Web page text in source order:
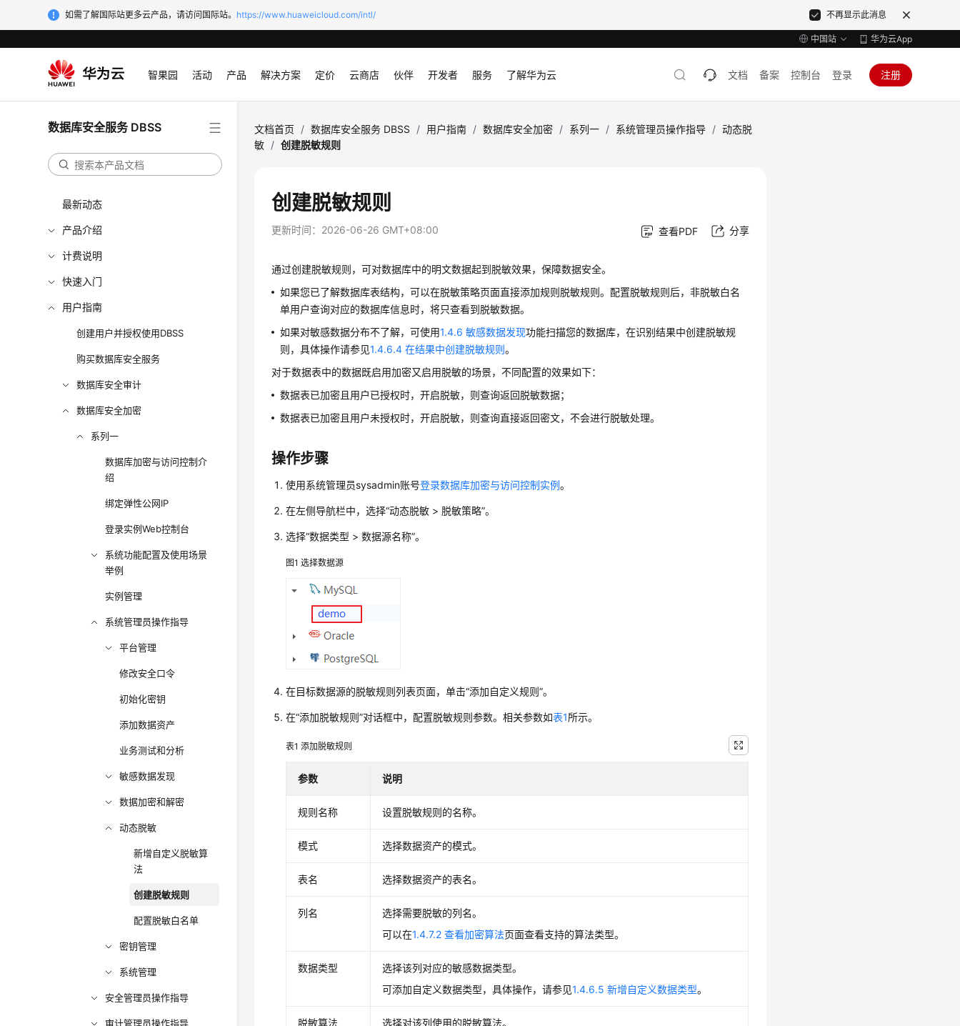
如需了解国际站更多云产品，请访问国际站。 https://www.huaweicloud.com/intl/ 不再显示此消息
中国站 华为云App
智果园 活动 产品 解决方案 定价 云商店 伙伴 开发者 服务 了解华为云 文档 备案 控制台 登录 注册
数据库安全服务 DBSS
最新动态
产品介绍
计费说明
快速入门
用户指南
创建用户并授权使用DBSS
购买数据库安全服务
数据库安全审计
数据库安全加密
系列一
数据库加密与访问控制介
绍
绑定弹性公网IP
登录实例Web控制台
系统功能配置及使用场景
举例
实例管理
系统管理员操作指导
平台管理
修改安全口令
初始化密钥
添加数据资产
业务测试和分析
敏感数据发现
数据加密和解密
动态脱敏
新增自定义脱敏算
法
创建脱敏规则
配置脱敏白名单
密钥管理
系统管理
安全管理员操作指导
审计管理员操作指导
文档首页 / 数据库安全服务 DBSS / 用户指南 / 数据库安全加密 / 系列一 / 系统管理员操作指导 / 动态脱
敏 / 创建脱敏规则
创建脱敏规则
更新时间： 2026-06-26 GMT+08:00 查看PDF 分享
通过创建脱敏规则，可对数据库中的明文数据起到脱敏效果，保障数据安全。
如果您已了解数据库表结构，可以在脱敏策略页面直接添加规则脱敏规则。配置脱敏规则后，非脱敏白名
单用户查询对应的数据库信息时，将只查看到脱敏数据。
如果对敏感数据分布不了解，可使用1.4.6 敏感数据发现功能扫描您的数据库，在识别结果中创建脱敏规
则，具体操作请参见1.4.6.4 在结果中创建脱敏规则。
对于数据表中的数据既启用加密又启用脱敏的场景，不同配置的效果如下：
数据表已加密且用户已授权时，开启脱敏，则查询返回脱敏数据；
数据表已加密且用户未授权时，开启脱敏，则查询直接返回密文，不会进行脱敏处理。
操作步骤
使用系统管理员sysadmin账号登录数据库加密与访问控制实例。
在左侧导航栏中，选择“动态脱敏 > 脱敏策略”。
选择“数据类型 > 数据源名称”。
图1选择数据源
在目标数据源的脱敏规则列表页面，单击“添加自定义规则”。
在“添加脱敏规则”对话框中，配置脱敏规则参数。相关参数如表1所示。
表1添加脱敏规则
参数 说明
规则名称 设置脱敏规则的名称。
模式 选择数据资产的模式。
表名 选择数据资产的表名。
列名
选择需要脱敏的列名。
可以在1.4.7.2 查看加密算法页面查看支持的算法类型。
数据类型
选择该列对应的敏感数据类型。
可添加自定义数据类型，具体操作，请参见1.4.6.5 新增自定义数据类型。
脱敏算法
选择对该列使用的脱敏算法。